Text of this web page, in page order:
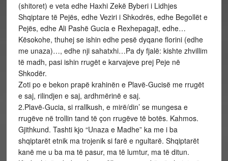
(shitoret) e veta edhe Haxhi Zekë Byberi i Lidhjes
Shqiptare të Pejës, edhe Veziri i Shkodrës, edhe Begollët e
Pejës, edhe Ali Pashë Gucia e Rexhepagajt, edhe…
Kësokohe, thuhej se ishin edhe pesë dyqane florini (edhe
me unaza)…, edhe nji sahatxhi…Pa dy fjalë: kishte zhvillim
të madh, pasi ishin rrugët e karvajeve prej Peje në
Shkodër.
Zoti po e bekon prapë krahinën e Plavë-Gucisë me rrugët
e saj, rilindjen e saj, ardhmërinë e saj.
2.Plavë-Gucia, si rrallkush, e mirë/din’ se mungesa e
rrugëve në trollin tand të çon rrugëve të botës. Kahmos.
Gjithkund. Tashti kjo “Unaza e Madhe” ka me i ba
shqiptarët etnik ma trojenik si farë e ngultarë. Shqiptarët
kanë me u ba ma të pasur, ma të lumtur, ma të ditun.